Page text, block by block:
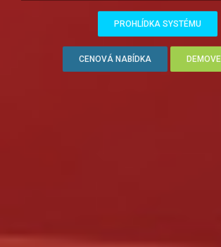
PROHLÍDKA SYSTÉMU
CENOVÁ NABÍDKA